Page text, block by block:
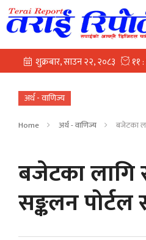
अर्थ - वाणिज्य
Home अर्थ - वाणिज्य बजेटका
बजेटका
सङ्कलन पोर्टल